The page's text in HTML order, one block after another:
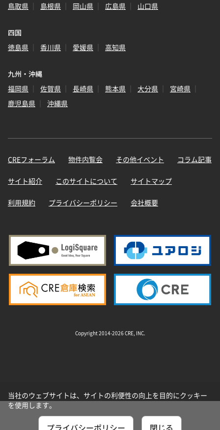
鳥取県
島根県 岡山県 広島県 山口県
四国
徳島県
香川県 愛媛県 高知県
九州・沖縄
福岡県
佐賀県 長崎県 熊本県 大分県
宮崎県
鹿児島県
沖縄県
CREフォーラム 物件内覧会 その他イベント コラム記事
サイト紹介 このサイトについて サイトマップ
利用規約 プライバシーポリシー 会社概要
Copyright 2014-2026 CRE, INC.
当社のウェブサイトは、サイトの利便性の向上を目的にクッキー
を使用します。
プライバシーポリシー 閉じる